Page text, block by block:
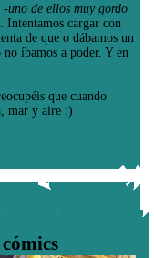
-uno de ellos muy gordo
. Intentamos cargar con
de que o dábamos un
íbamos a poder. Y en
que cuando
mar y aire :)